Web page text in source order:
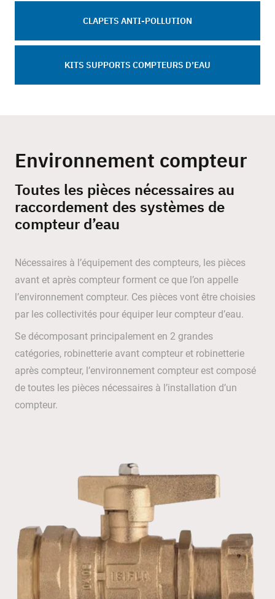
CLAPETS ANTI-POLLUTION
KITS SUPPORTS COMPTEURS D’EAU
Environnement compteur
Toutes les pièces nécessaires au
raccordement des systèmes de
compteur d’eau
Nécessaires à l’équipement des compteurs, les pièces
avant et après compteur forment ce que l’on appelle
l’environnement compteur. Ces pièces vont être choisies
par les collectivités pour équiper leur compteur d’eau.
Se décomposant principalement en 2 grandes
catégories, robinetterie avant compteur et robinetterie
après compteur, l’environnement compteur est composé
de toutes les pièces nécessaires à l’installation d’un
compteur.